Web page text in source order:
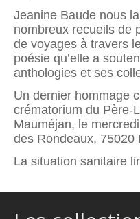
Jeanine Baude nous
nombreux recueils de
de voyages à travers
poésie qu’elle a
anthologies et ses
Un dernier hommage
crématorium du Père-
Mauméjan, le
des Rondeaux, 75020
La situation sanitaire